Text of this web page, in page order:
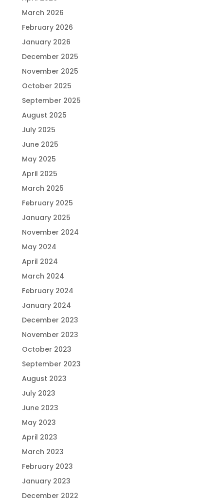
March 2026
February 2026
January 2026
December 2025
November 2025
October 2025
September 2025
August 2025
July 2025
June 2025
May 2025
April 2025
March 2025
February 2025
January 2025
November 2024
May 2024
April 2024
March 2024
February 2024
January 2024
December 2023
November 2023
October 2023
September 2023
August 2023
July 2023
June 2023
May 2023
April 2023
March 2023
February 2023
January 2023
December 2022